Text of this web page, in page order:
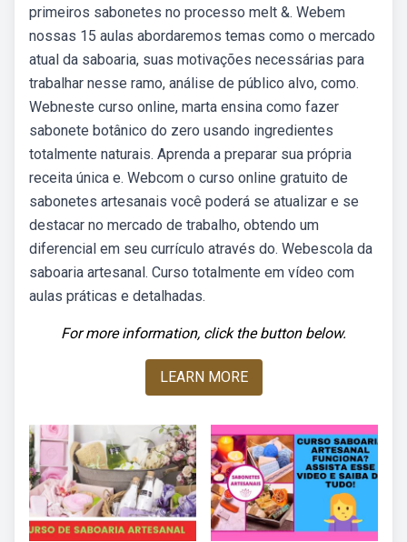
primeiros sabonetes no processo melt &. Webem
nossas 15 aulas abordaremos temas como o mercado
atual da saboaria, suas motivações necessárias para
trabalhar nesse ramo, análise de público alvo, como.
Webneste curso online, marta ensina como fazer
sabonete botânico do zero usando ingredientes
totalmente naturais. Aprenda a preparar sua própria
receita única e. Webcom o curso online gratuito de
sabonetes artesanais você poderá se atualizar e se
destacar no mercado de trabalho, obtendo um
diferencial em seu currículo através do. Webescola da
saboaria artesanal. Curso totalmente em vídeo com
aulas práticas e detalhadas.
For more information, click the button below.
LEARN MORE